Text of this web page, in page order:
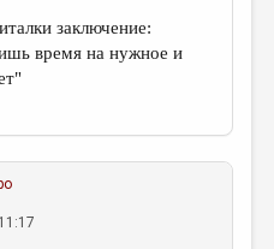
заключение:
время на нужное и